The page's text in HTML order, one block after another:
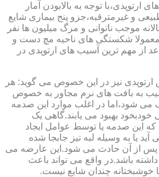
ارتوپدی،با توجه به بالابودن آمار
و غیرمترقبه،جزو پنج بیماری شایع
موجب ناتوانی و مرگ میلیون ها نفر
شکستگی های ناحیه مچ دست و
از مهم ترین آسیب های ارتوپدی در
نیز در این خصوص می گوید: هر
به بافت های نرم مجاور به خصوص
شود،اما در اغلب موارد این صدمه
بهبود می یابند.گاهی یک
این صدمه یا توسط عوامل ایجاد
یا به وسیله لبه تیز جابجا شده
پس از آن حادث می شود.این عارضه می
باشد.در واقع می تواند باعث
خوشبختانه چندان شایع نیست.